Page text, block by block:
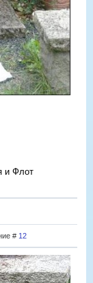
и Флот
# 12